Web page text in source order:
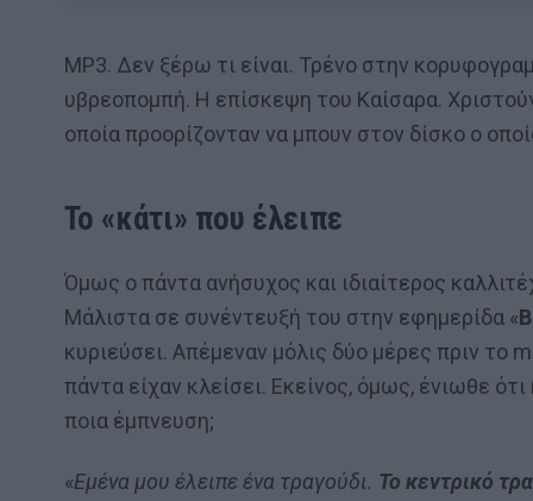
MP3. Δεν ξέρω τι είναι. Τρένο στην
υβρεοπομπή. Η επίσκεψη του Καίσαρα.
οποία προορίζονταν να μπουν στον δίσκο ο
Το «κάτι» που έλειπε
Όμως ο πάντα ανήσυχος και ιδιαίτερος
Μάλιστα σε συνέντευξή του στην εφημερίδα «
κυριεύσει. Απέμεναν μόλις δύο μέρες πριν το
πάντα είχαν κλείσει. Εκείνος, όμως, ένιωθε
ποια έμπνευση;
«Εμένα μου έλειπε ένα τραγούδι. Το κεντρικό